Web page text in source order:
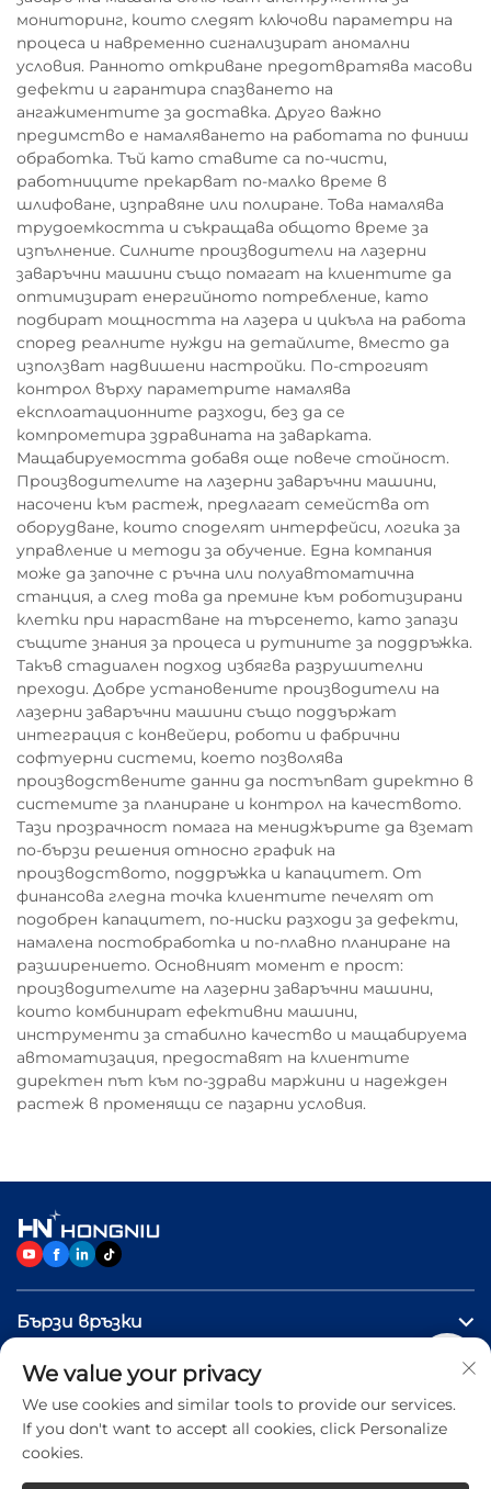
мониторинг, които следят ключови параметри на
процеса и навременно сигнализират аномални
условия. Ранното откриване предотвратява масови
дефекти и гарантира спазването на
ангажиментите за доставка. Друго важно
предимство е намаляването на работата по финиш
обработка. Тъй като ставите са по-чисти,
работниците прекарват по-малко време в
шлифоване, изправяне или полиране. Това намалява
трудоемкостта и съкращава общото време за
изпълнение. Силните производители на лазерни
заваръчни машини също помагат на клиентите да
оптимизират енергийното потребление, като
подбират мощността на лазера и цикъла на работа
според реалните нужди на детайлите, вместо да
използват надвишени настройки. По-строгият
контрол върху параметрите намалява
експлоатационните разходи, без да се
компрометира здравината на заварката.
Мащабируемостта добавя още повече стойност.
Производителите на лазерни заваръчни машини,
насочени към растеж, предлагат семейства от
оборудване, които споделят интерфейси, логика за
управление и методи за обучение. Една компания
може да започне с ръчна или полуавтоматична
станция, а след това да премине към роботизирани
клетки при нарастване на търсенето, като запази
същите знания за процеса и рутините за поддръжка.
Такъв стадиален подход избягва разрушителни
преходи. Добре установените производители на
лазерни заваръчни машини също поддържат
интеграция с конвейери, роботи и фабрични
софтуерни системи, което позволява
производствените данни да постъпват директно в
системите за планиране и контрол на качеството.
Тази прозрачност помага на мениджърите да вземат
по-бързи решения относно график на
производството, поддръжка и капацитет. От
финансова гледна точка клиентите печелят от
подобрен капацитет, по-ниски разходи за дефекти,
намалена постобработка и по-плавно планиране на
разширението. Основният момент е прост:
производителите на лазерни заваръчни машини,
които комбинират ефективни машини,
инструменти за стабилно качество и мащабируема
автоматизация, предоставят на клиентите
директен път към по-здрави маржини и надежден
растеж в променящи се пазарни условия.
Бързи връзки
ПРОДУКТИ
Свържете се с нас
We value your privacy
We use cookies and similar tools to provide our services.
If you don't want to accept all cookies, click Personalize
cookies.